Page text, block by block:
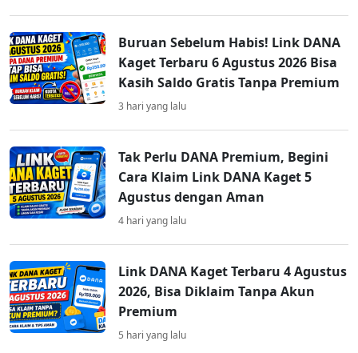
Buruan Sebelum Habis! Link DANA
Kaget Terbaru 6 Agustus 2026 Bisa
Kasih Saldo Gratis Tanpa Premium
3 hari yang lalu
Tak Perlu DANA Premium, Begini
Cara Klaim Link DANA Kaget 5
Agustus dengan Aman
4 hari yang lalu
Link DANA Kaget Terbaru 4 Agustus
2026, Bisa Diklaim Tanpa Akun
Premium
5 hari yang lalu